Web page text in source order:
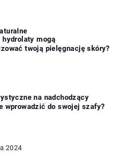
hydrolaty mogą
twoją pielęgnację skóry?
na nadchodzący
wprowadzić do swojej szafy?
2024